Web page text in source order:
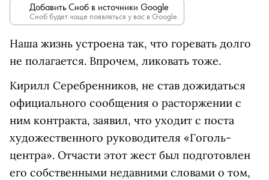
Добавить Сноб в источники Google
Сноб будет чаще появляться у вас в Google.
Наша жизнь устроена так, что горевать долго
не полагается. Впрочем, ликовать тоже.
Кирилл Серебренников, не став дожидаться
официального сообщения о расторжении с
ним контракта, заявил, что уходит с поста
художественного руководителя «Гоголь-
центра». Отчасти этот жест был подготовлен
его собственными недавними словами о том,